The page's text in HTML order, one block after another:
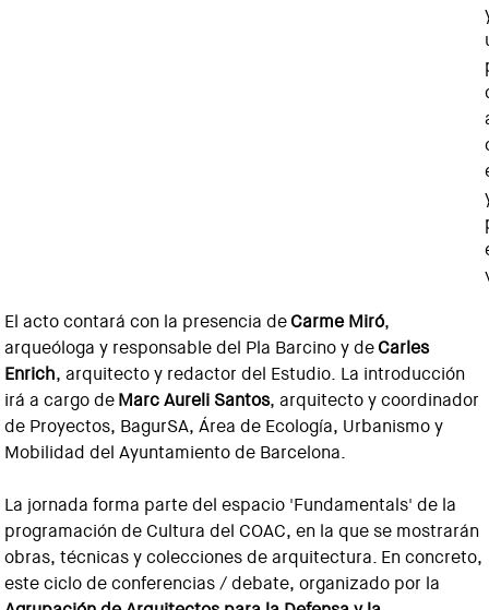
El acto contará con la presencia deCarme Miró,
arqueóloga y responsable del Pla Barcino y deCarles
Enrich, arquitecto y redactor del Estudio. La introducción
irá a cargo deMarc Aureli Santos, arquitecto y coordinador
de Proyectos, BagurSA, Área de Ecología, Urbanismo y
Mobilidad del Ayuntamiento de Barcelona.
La jornada forma parte del espacio 'Fundamentals' de la
programación de Cultura del COAC, en la que se mostrarán
obras, técnicas y colecciones de arquitectura. En concreto,
este ciclo de conferencias / debate, organizado por la